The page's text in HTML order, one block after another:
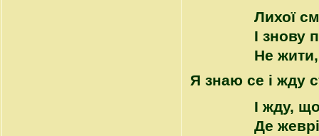
Лихої
І знову
Не
Я знаю се і жду
І жду,
Де